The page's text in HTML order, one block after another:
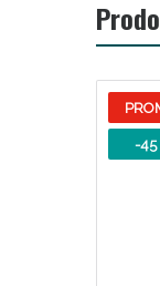
-45